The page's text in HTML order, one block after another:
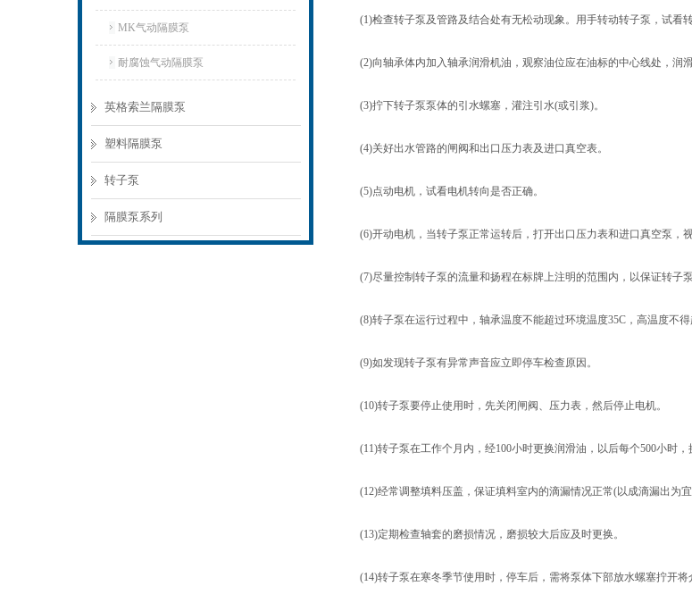
MK气动隔膜泵
耐腐蚀气动隔膜泵
英格索兰隔膜泵
塑料隔膜泵
转子泵
隔膜泵系列
(1)检查转子泵及管路及结合处有无松动现象。用手转动转子泵，试看转
(2)向轴承体内加入轴承润滑机油，观察油位应在油标的中心线处，润滑
(3)拧下转子泵泵体的引水螺塞，灌注引水(或引浆)。
(4)关好出水管路的闸阀和出口压力表及进口真空表。
(5)点动电机，试看电机转向是否正确。
(6)开动电机，当转子泵正常运转后，打开出口压力表和进口真空泵，
(7)尽量控制转子泵的流量和扬程在标牌上注明的范围内，以保证转子泵
(8)转子泵在运行过程中，轴承温度不能超过环境温度35C，高温度不得
(9)如发现转子泵有异常声音应立即停车检查原因。
(10)转子泵要停止使用时，先关闭闸阀、压力表，然后停止电机。
(11)转子泵在工作个月内，经100小时更换润滑油，以后每个500小时，
(12)经常调整填料压盖，保证填料室内的滴漏情况正常(以成滴漏出为宜)
(13)定期检查轴套的磨损情况，磨损较大后应及时更换。
(14)转子泵在寒冬季节使用时，停车后，需将泵体下部放水螺塞拧开将